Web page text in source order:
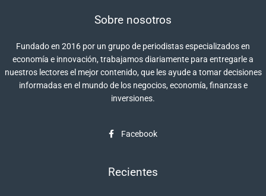
Sobre nosotros
Fundado en 2016 por un grupo de periodistas especializados en
economía e innovación, trabajamos diariamente para entregarle a
nuestros lectores el mejor contenido, que les ayude a tomar decisiones
informadas en el mundo de los negocios, economía, finanzas e
inversiones.
Facebook
Recientes